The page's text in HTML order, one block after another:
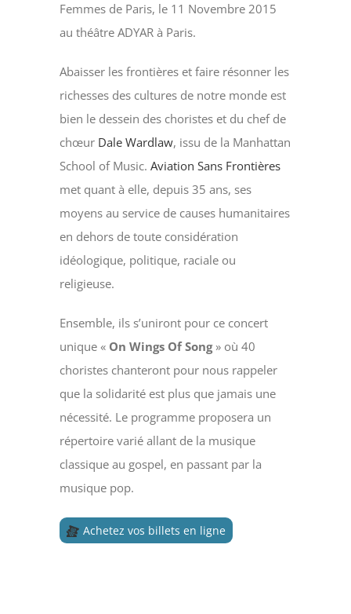
Femmes de Paris, le 11 Novembre 2015
au théâtre ADYAR à Paris.
Abaisser les frontières et faire résonner les
richesses des cultures de notre monde est
bien le dessein des choristes et du chef de
chœur Dale Wardlaw, issu de la Manhattan
School of Music.Aviation Sans Frontières
met quant à elle, depuis 35 ans, ses
moyens au service de causes humanitaires
en dehors de toute considération
idéologique, politique, raciale ou
religieuse.
Ensemble, ils s’uniront pour ce concert
unique « On Wings Of Song» où 40
choristes chanteront pour nous rappeler
que la solidarité est plus que jamais une
nécessité. Le programme proposera un
répertoire varié allant de la musique
classique au gospel, en passant par la
musique pop.
Achetez vos billets en ligne